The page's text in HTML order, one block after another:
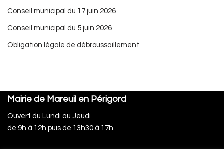
Conseil municipal du 17 juin 2026
Conseil municipal du 5 juin 2026
Obligation légale de débroussaillement
Mairie de Mareuil en Périgord
Ouvert du Lundi au Jeudi
de 9h à 12h puis de 13h30 à 17h